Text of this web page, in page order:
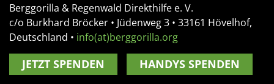
Berggorilla & Regenwald Direkthilfe e. V.
c/o Burkhard Bröcker • Jüdenweg 3 • 33161 Hövelhof,
Deutschland • info(at)berggorilla.org
JETZT SPENDEN HANDYS SPENDEN